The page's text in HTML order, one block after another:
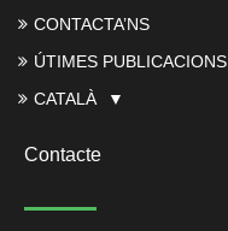
CONTACTA’NS
ÚTIMES PUBLICACIONS
CATALÀ
Contacte